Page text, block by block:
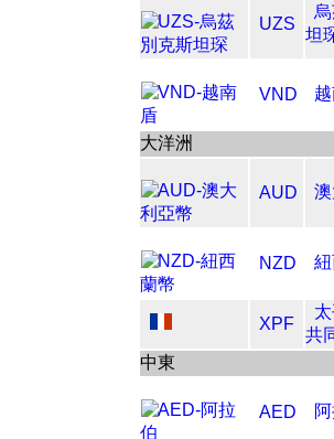
UZS
坦
VND
大洋洲
AUD
NZD
XPF
共
中東
AED